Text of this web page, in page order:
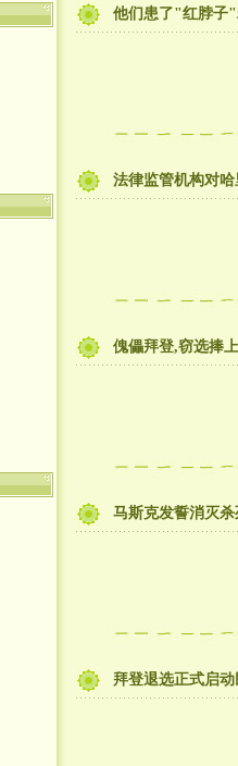
他们患了"红脖子"
法律监管机构对
傀儡拜登,窃选捧
马斯克发誓消灭
拜登退选正式启